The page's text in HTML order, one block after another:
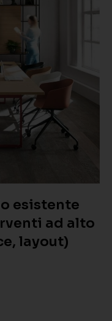
esistente
ad alto
layout)